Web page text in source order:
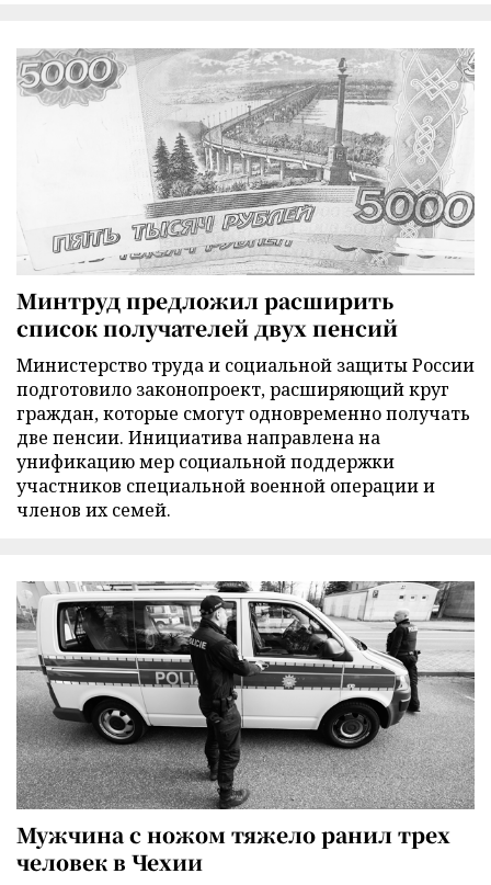
Минтруд предложил расширить
список получателей двух пенсий
Министерство труда и социальной защиты России
подготовило законопроект, расширяющий круг
граждан, которые смогут одновременно получать
две пенсии. Инициатива направлена на
унификацию мер социальной поддержки
участников специальной военной операции и
членов их семей.
Мужчина с ножом тяжело ранил трех
человек в Чехии